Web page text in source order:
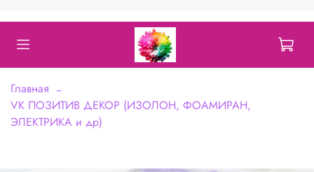
Главная
VK ПОЗИТИВ ДЕКОР (ИЗОЛОН, ФОАМИРАН,
ЭЛЕКТРИКА и др)